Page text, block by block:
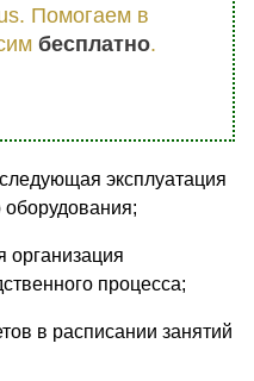
Помогаем в
бесплатно.
эксплуатация
оборудования;
организация
процесса;
в расписании занятий